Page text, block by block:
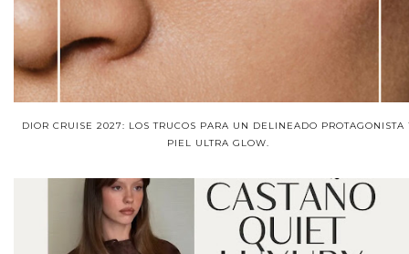
DIOR CRUISE 2027: LOS TRUCOS PARA UN DELINEADO PROTAGONISTA
PIEL ULTRA GLOW.